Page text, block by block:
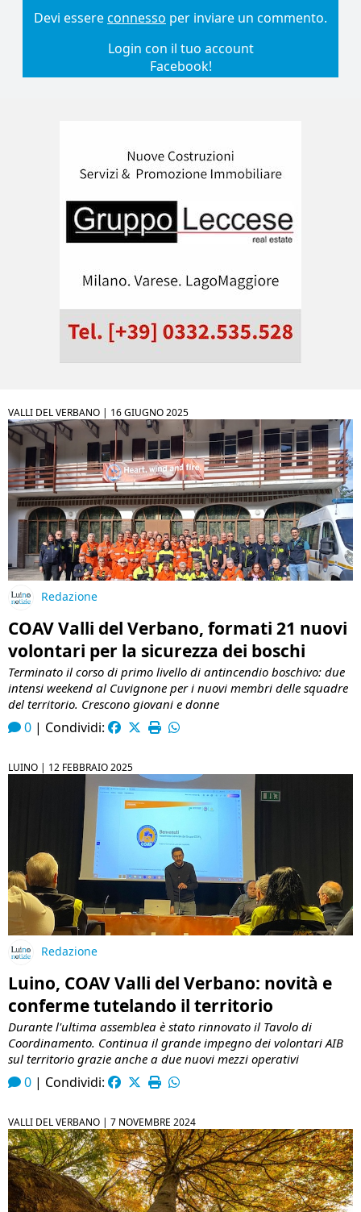
Devi essereconnesso per inviare un commento.
Login con il tuo account
Facebook!
VALLI DEL VERBANO | 16 GIUGNO 2025
Redazione
COAV Valli del Verbano, formati 21 nuovi
volontari per la sicurezza dei boschi
Terminato il corso di primo livello di antincendio boschivo: due
intensi weekend al Cuvignone per i nuovi membri delle squadre
del territorio. Crescono giovani e donne
0 | Condividi:
LUINO | 12 FEBBRAIO 2025
Redazione
Luino, COAV Valli del Verbano: novità e
conferme tutelando il territorio
Durante l'ultima assemblea è stato rinnovato il Tavolo di
Coordinamento. Continua il grande impegno dei volontari AIB
sul territorio grazie anche a due nuovi mezzi operativi
0 | Condividi:
VALLI DEL VERBANO | 7 NOVEMBRE 2024